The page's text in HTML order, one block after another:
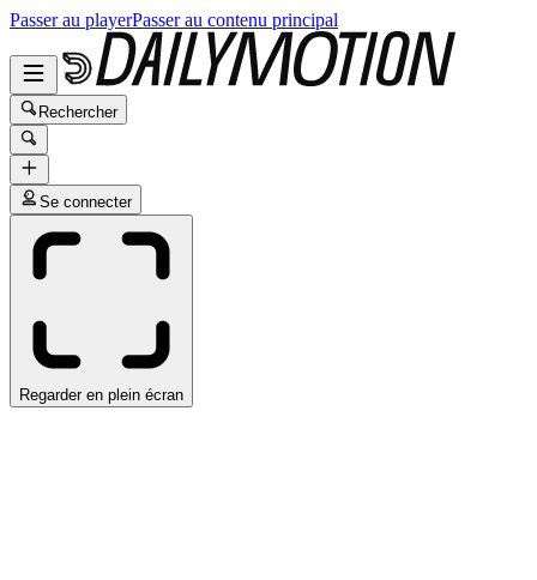
Passer au playerPasser au contenu principal
Rechercher
Se connecter
Regarder en plein écran